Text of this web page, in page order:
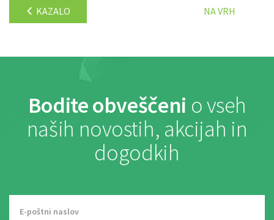
KAZALO NA VRH
Bodite obveščeni o vseh
naših novostih, akcijah in
dogodkih